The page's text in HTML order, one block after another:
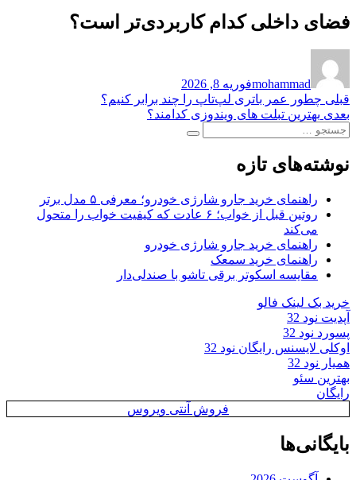
فضای داخلی کدام کاربردی‌تر است؟
mohammadدر
فوریه 8, 2026
راهبری
نوشته
قبلی نوشته
قبلی:
چطور عمر باتری لپ‌تاپ را چند برابر کنیم؟
بعدی نوشته
بعدی:
بهترین تبلت های ویندوزی کدامند؟
جستجو
جستجو
نوشته‌های تازه
راهنمای خرید جارو شارژی خودرو؛ معرفی ۵ مدل برتر
روتین قبل از خواب؛ ۶ عادت که کیفیت خواب را متحول
می‌کند
راهنمای خرید جارو شارژی خودرو
راهنمای خرید سمعک
مقایسه اسکوتر برقی تاشو با صندلی‌دار
خرید بک لینک فالو
آپدیت نود 32
پسورد نود 32
اوکلی لایسنس رایگان نود 32
همیار نود 32
بهترین سئو
رایگان
فروش آنتی ویروس
بایگانی‌ها